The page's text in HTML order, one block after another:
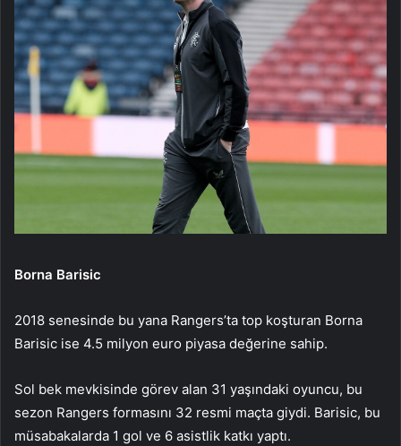
Borna Barisic
2018 senesinde bu yana Rangers’ta top koşturan Borna
Barisic ise 4.5 milyon euro piyasa değerine sahip.
Sol bek mevkisinde görev alan 31 yaşındaki oyuncu, bu
sezon Rangers formasını 32 resmi maçta giydi. Barisic, bu
müsabakalarda 1 gol ve 6 asistlik katkı yaptı.